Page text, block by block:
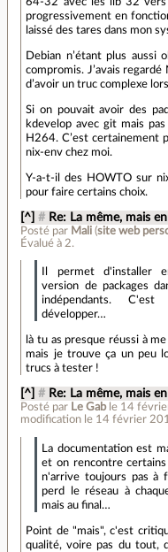
64-32 avec les lib 32
progressivement en
laissé des tares dans mon
Debian n’étant plus aussi
compromis. J’avais regardé
d’avoir un truc complexe
Si on pouvait avoir des
kdevelop avec git mais
H264. C’est certainement
nix-env chez moi.
Y-a-t-il des HOWTO sur
pour faire certains choix.
[^] # Re: La même, mais
Posté par Mali (site web
Évalué à 2.
Il permet d'installer
version de packages
indépendants.
développer…
là tu as presque réussi à
mais je trouve ça un peu
trucs à tester !
[^] # Re: La même, mais
Posté par Le Gab le 14
modification le 14 février
La documentation est
et on rencontre
n'arrive toujours pas à
perd le réseau à
mais au final…
Point de "mais", c'est
qualité, voire pas du tout,